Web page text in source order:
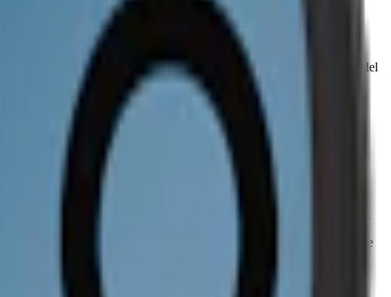
surhetsreglerande medel (E500, natriumkarbonater), sötningsmedel
hög mentolsmak, kompletterad med en subtil hint av pepparmynta.
i september 2023.
per dosa. Samma storlek på prillan som Velo vitt snus med nikotin.
Velo Cool Storm Zero Slim Nikotinfritt Vitt Snus en upplevelse
alternativ.